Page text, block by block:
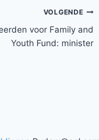
VOLGENDE
voor Family and
Youth Fund: minister